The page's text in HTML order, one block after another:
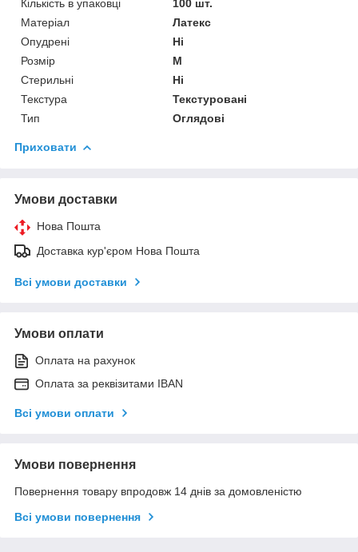
Кількість в упаковці
100 шт.
Матеріал
Латекс
Опудрені
Ні
Розмір
M
Стерильні
Ні
Текстура
Текстуровані
Тип
Оглядові
Приховати
Умови доставки
Нова Пошта
Доставка кур'єром Нова Пошта
Всі умови доставки
Умови оплати
Оплата на рахунок
Оплата за реквізитами IBAN
Всі умови оплати
Умови повернення
Повернення товару впродовж 14 днів за домовленістю
Всі умови повернення